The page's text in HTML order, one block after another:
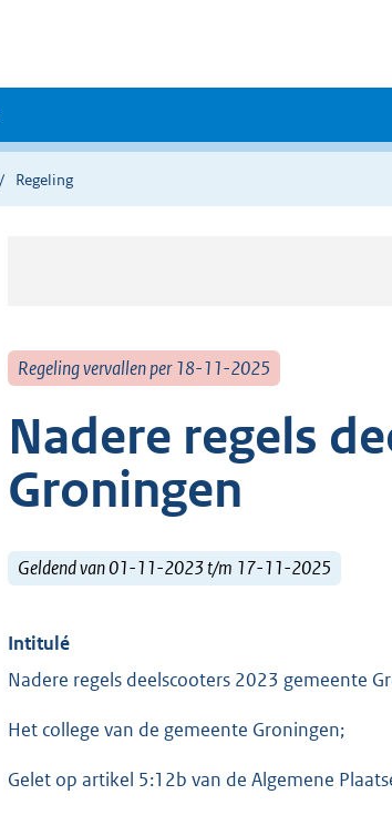
Regeling
Regeling vervallen per 18-11-2025
Nadere regels
Groningen
Geldend van 01-11-2023 t/m 17-11-2025
Intitulé
Nadere regels deelscooters 2023 gemeente
Het college van de gemeente Groningen;
Gelet op artikel 5:12b van de Algemene